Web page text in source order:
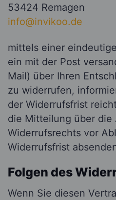
53424 Remagen
info@invikoo.de
mittels einer
ein mit der Post
Mail) über Ihren
zu widerrufen,
der Widerrufsfrist
die Mitteilung über die
Widerrufsrechts vor
Widerrufsfrist
Folgen des
Wenn Sie diesen